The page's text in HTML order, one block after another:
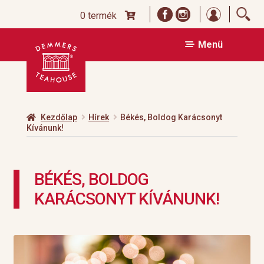
0 termék
Ugrás
navigációhoz
Kilépés
tartalomba
Menü
Kezdőlap Hírek
Békés, Boldog Karácsonyt
Kívánunk!
BÉKÉS, BOLDOG
KARÁCSONYT KÍVÁNUNK!